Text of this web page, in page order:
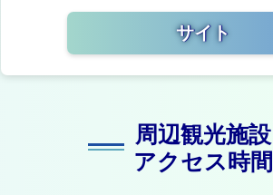
サイト
周辺観光施設
アクセス時間